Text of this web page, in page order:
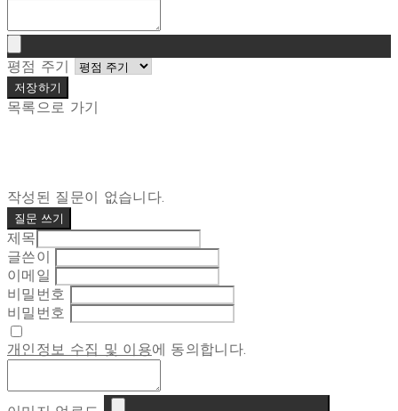
평점 주기
저장하기
목록으로 가기
작성된 질문이 없습니다.
질문 쓰기
제목
글쓴이
이메일
비밀번호
비밀번호
개인정보 수집 및 이용에 동의합니다.